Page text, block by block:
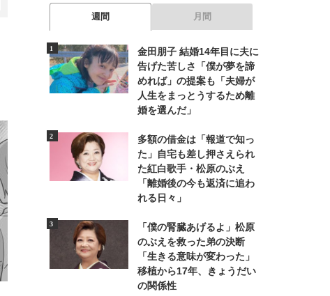
週間 月間
金田朋子 結婚14年目に夫に
告げた苦しさ「僕が夢を諦
めれば」の提案も「夫婦が
人生をまっとうするため離
婚を選んだ」
多額の借金は「報道で知っ
た」自宅も差し押さえられ
た紅白歌手・松原のぶえ
「離婚後の今も返済に追わ
れる日々」
「僕の腎臓あげるよ」松原
のぶえを救った弟の決断
「生きる意味が変わった」
移植から17年、きょうだい
の関係性